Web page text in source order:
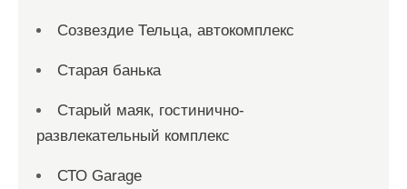
Созвездие Тельца, автокомплекс
Старая банька
Старый маяк, гостинично-
развлекательный комплекс
СТО Garage